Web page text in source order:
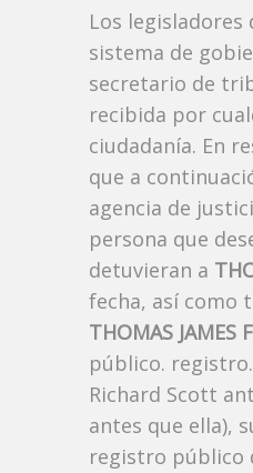
Los
sistema de
secretario de
recibida por
ciudadanía. En
que a
agencia de
persona que
detuvieran a
fecha, así como
THOMAS JAMES
público.
Richard Scott
antes que ella),
registro público